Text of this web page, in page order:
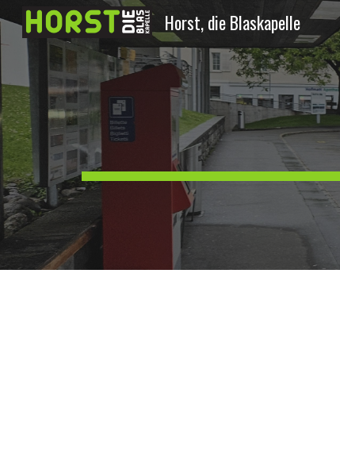
Horst, die Blaskapelle